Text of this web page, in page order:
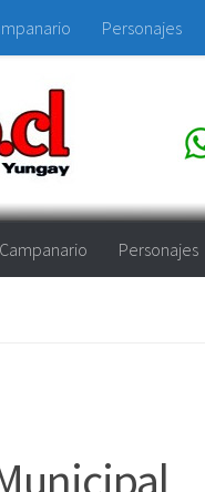
Personajes
Campanario Personajes